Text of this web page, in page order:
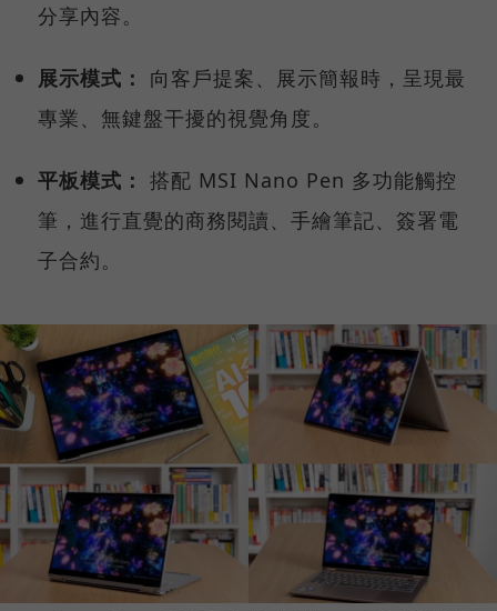
分享內容。
展示模式：
向客戶提案、展示簡報時，呈現最
專業、無鍵盤干擾的視覺角度。
平板模式： 搭配 MSI Nano Pen 多功能觸控
筆，進行直覺的商務閱讀、手繪筆記、簽署電
子合約。